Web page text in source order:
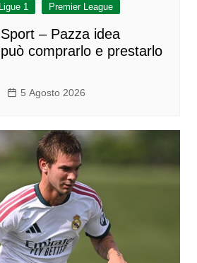
Ligue 1 Premier League
– Pazza idea
comprarlo e prestarlo
5 Agosto 2026